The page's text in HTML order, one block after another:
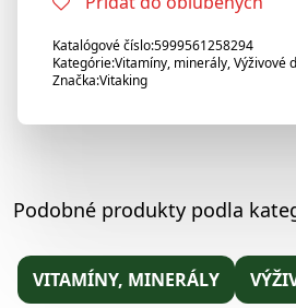
Katalógové číslo:5999561258294
Kategórie:Vitamíny, minerály,Výživové
Značka:Vitaking
Podobné produkty podla
VITAMÍNY, MINERÁLY